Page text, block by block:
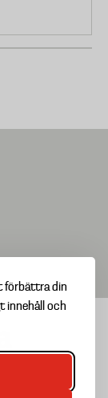
förbättra din
innehåll och